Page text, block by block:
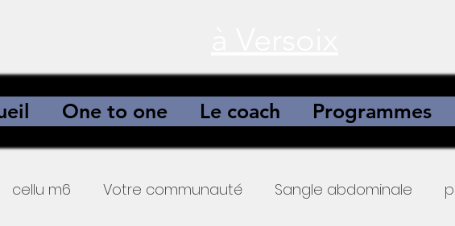
One to one Le coach Programmes
cellu m6 Votre communauté Sangle abdominale